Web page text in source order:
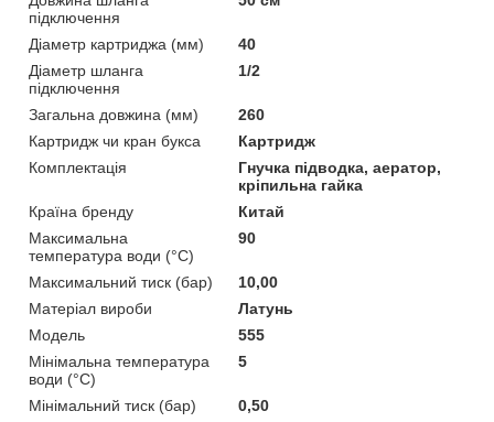
підключення
Діаметр картриджа (мм)
40
Діаметр шланга
підключення
1/2
Загальна довжина (мм)
260
Картридж чи кран букса
Картридж
Комплектація
Гнучка підводка, аератор,
кріпильна гайка
Країна бренду
Китай
Максимальна
температура води (°C)
90
Максимальний тиск (бар)
10,00
Матеріал вироби
Латунь
Мoдель
555
Мінімальна температура
води (°C)
5
Мінімальний тиск (бар)
0,50